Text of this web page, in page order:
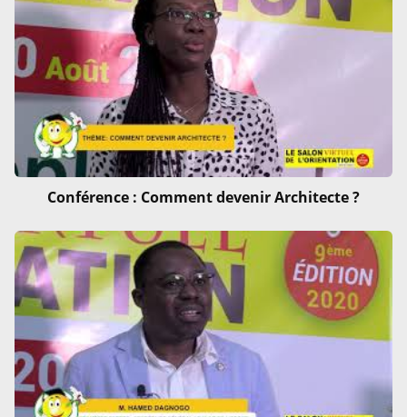
Conférence : Comment devenir Architecte ?